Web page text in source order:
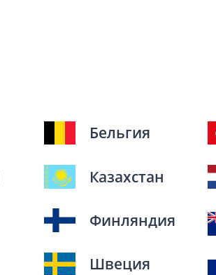
Бельгия
Казахстан
Финляндия
Швеция